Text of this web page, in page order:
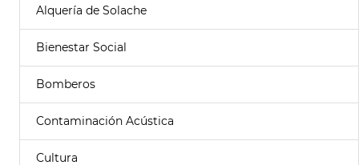
Alquería de Solache
Bienestar Social
Bomberos
Contaminación Acústica
Cultura